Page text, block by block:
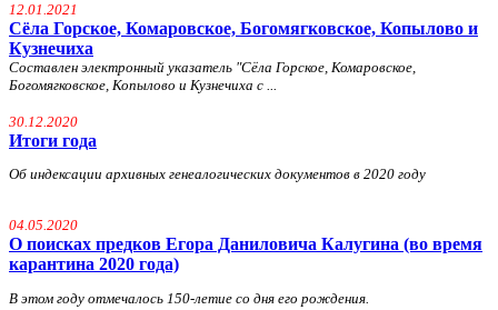
12.01.2021
Сёла Горское, Комаровское, Богомягковское, Копылово и
Кузнечиха
Составлен электронный указатель "Сёла Горское, Комаровское,
Богомягковское, Копылово и Кузнечиха с ...
30.12.2020
Итоги года
Об индексации архивных генеалогических документов в 2020 году
04.05.2020
О поисках предков Егора Даниловича Калугина (во время
карантина 2020 года)
В этом году отмечалось 150-летие со дня его рождения.